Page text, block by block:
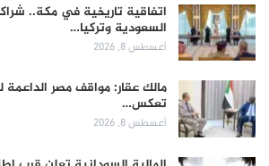
اتفاقية تاريخية في مكة..
السعودية وتركيا…
أغسطس 8, 2026
مالك عقار: مواقف مصر
تعكس…
أغسطس 8, 2026